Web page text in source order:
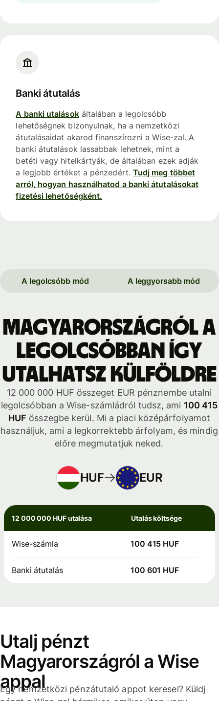
Banki átutalás
A banki utalásokáltalában a legolcsóbb
lehetőségnek bizonyulnak, ha a nemzetközi
átutalásaidat akarod finanszírozni a Wise-zal. A
banki átutalások lassabbak lehetnek, mint a
betéti vagy hitelkártyák, de általában ezek adják
a legjobb értéket a pénzedért. Tudj meg többet
arról, hogyan használhatod a banki átutalásokat
fizetési lehetőségként.
A legolcsóbb mód A leggyorsabb mód
Magyarországról a
legolcsóbban így
utalhatsz külföldre
12 000 000 HUF összeget EUR pénznembe utalni
legolcsóbban a Wise-számládról tudsz, ami 100 415
HUF összegbe kerül. Mi a piaci középárfolyamot
használjuk, ami a legkorrektebb árfolyam, és mindig
előre megmutatjuk neked.
HUF EUR
12 000 000 HUF utalása Utalás költsége
Wise-számla 100 415 HUF
Banki átutalás 100 601 HUF
Utalj pénzt
Magyarországról a Wise
appal
Egy nemzetközi pénzátutaló appot keresel? Küldj